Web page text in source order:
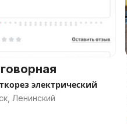
электрический
Ленинский